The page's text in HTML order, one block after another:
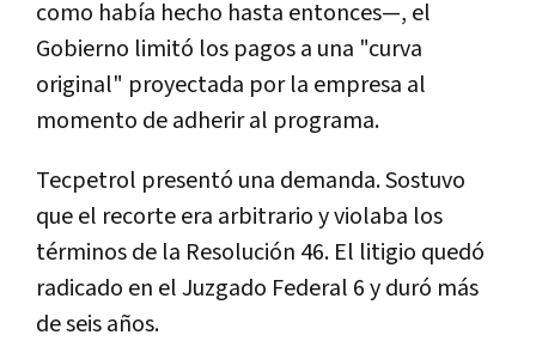
como había hecho hasta entonces—, el
Gobierno limitó los pagos a una "curva
original" proyectada por la empresa al
momento de adherir al programa.
Tecpetrol presentó una demanda. Sostuvo
que el recorte era arbitrario y violaba los
términos de la Resolución 46. El litigio quedó
radicado en el Juzgado Federal 6 y duró más
de seis años.